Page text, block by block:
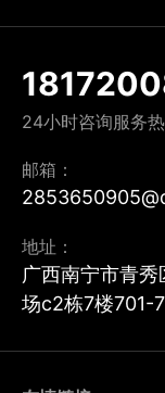
24小时咨询服务
邮箱：
地址：
广西南宁市青
场c2栋7楼701-